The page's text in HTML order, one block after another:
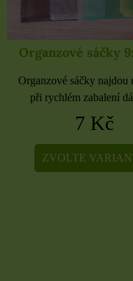
Organzové sáčky
Organzové sáčky najdou
při rychlém zabalení
7 Kč
ZVOLTE